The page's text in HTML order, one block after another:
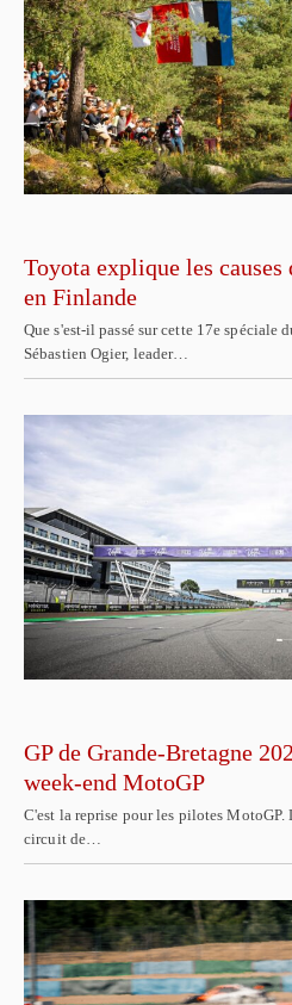
Toyota explique les
en Finlande
Que s'est-il passé sur cette 17e spéciale
Sébastien Ogier, leader…
GP de Grande-Bretagne
week-end MotoGP
C'est la reprise pour les pilotes MotoGP.
circuit de…